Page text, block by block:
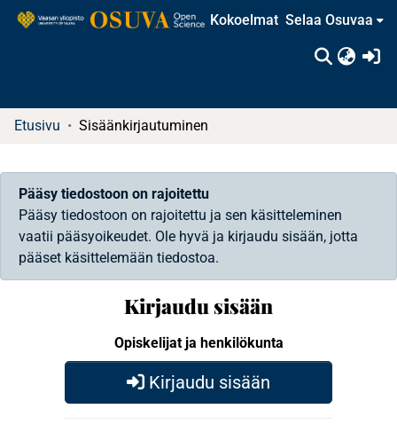
Kokoelmat Selaa Osuvaa
Etusivu Sisäänkirjautuminen
Pääsy tiedostoon on rajoitettu
Pääsy tiedostoon on rajoitettu ja sen käsitteleminen
vaatii pääsyoikeudet. Ole hyvä ja kirjaudu sisään, jotta
pääset käsittelemään tiedostoa.
Kirjaudu sisään
Opiskelijat ja henkilökunta
Kirjaudu sisään